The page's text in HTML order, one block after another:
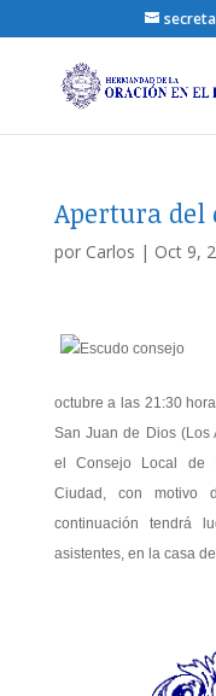
Apertura del
por Carlos | Oct 9,
octubre a las 21:30
San Juan de Dios (Los
el Consejo Local de
Ciudad, con motivo
continuación tendrá
asistentes, en la casa